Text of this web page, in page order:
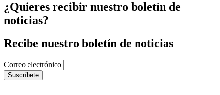
¿Quieres recibir nuestro boletín de
noticias?
Recibe nuestro boletín de noticias
Correo electrónico